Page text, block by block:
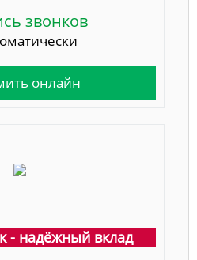
звонков
онлайн
- надёжный вклад